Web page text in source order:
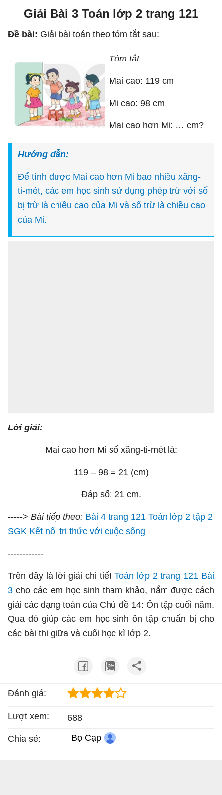
Giải Bài 3 Toán lớp 2 trang 121
Đề bài: Giải bài toán theo tóm tắt sau:
Tóm tắt
Mai cao: 119 cm
Mi cao: 98 cm
Mai cao hơn Mi: … cm?
Hướng dẫn:
Để tính được Mai cao hơn Mi bao nhiêu xăng-
ti-mét, các em học sinh sử dụng phép trừ với số
bị trừ là chiều cao của Mi và số trừ là chiều cao
của Mi.
Lời giải:
Mai cao hơn Mi số xăng-ti-mét là:
119 – 98 = 21 (cm)
Đáp số: 21 cm.
-----> Bài tiếp theo: Bài 4 trang 121 Toán lớp 2 tập 2
SGK Kết nối tri thức với cuộc sống
------------
Trên đây là lời giải chi tiết Toán lớp 2 trang 121 Bài
3 cho các em học sinh tham khảo, nắm được cách
giải các dạng toán của Chủ đề 14: Ôn tập cuối năm.
Qua đó giúp các em học sinh ôn tập chuẩn bị cho
các bài thi giữa và cuối học kì lớp 2.
Đánh giá:
Lượt xem: 688
Chia sẻ: Bọ Cạp